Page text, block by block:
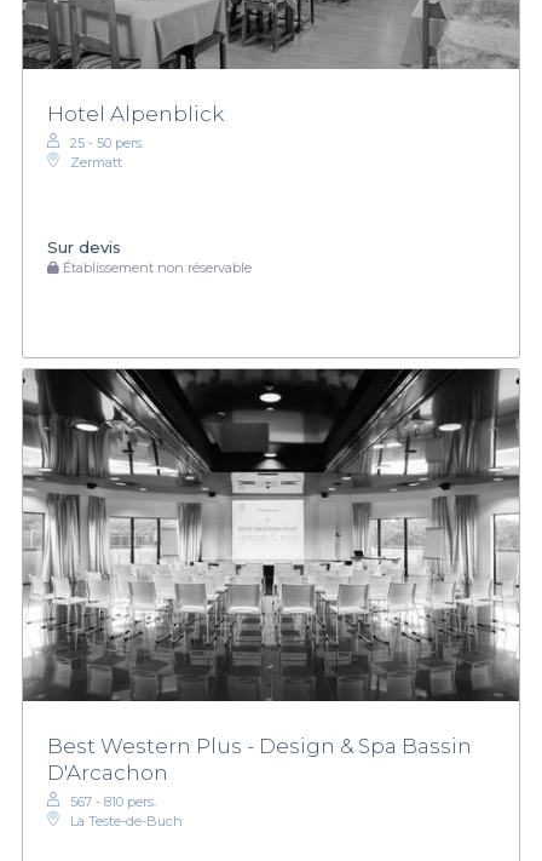
Hotel Alpenblick
25 - 50 pers.
Zermatt
Sur devis
Établissement non réservable
Best Western Plus - Design & Spa Bassin
D'Arcachon
567 - 810 pers.
La Teste-de-Buch